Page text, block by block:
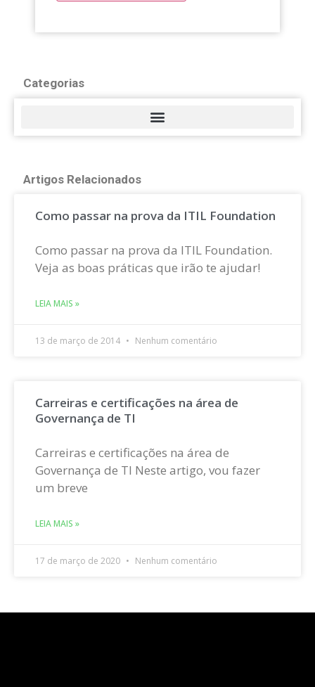
Categorias
Artigos Relacionados
Como passar na prova da ITIL Foundation
Como passar na prova da ITIL Foundation.
Veja as boas práticas que irão te ajudar!
LEIA MAIS »
13 de março de 2014 Nenhum comentário
Carreiras e certificações na área de
Governança de TI
Carreiras e certificações na área de
Governança de TI Neste artigo, vou fazer
um breve
LEIA MAIS »
17 de março de 2020 Nenhum comentário